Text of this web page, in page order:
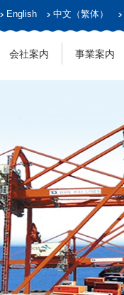
English 中文（繁体）
会社案内 事業案内